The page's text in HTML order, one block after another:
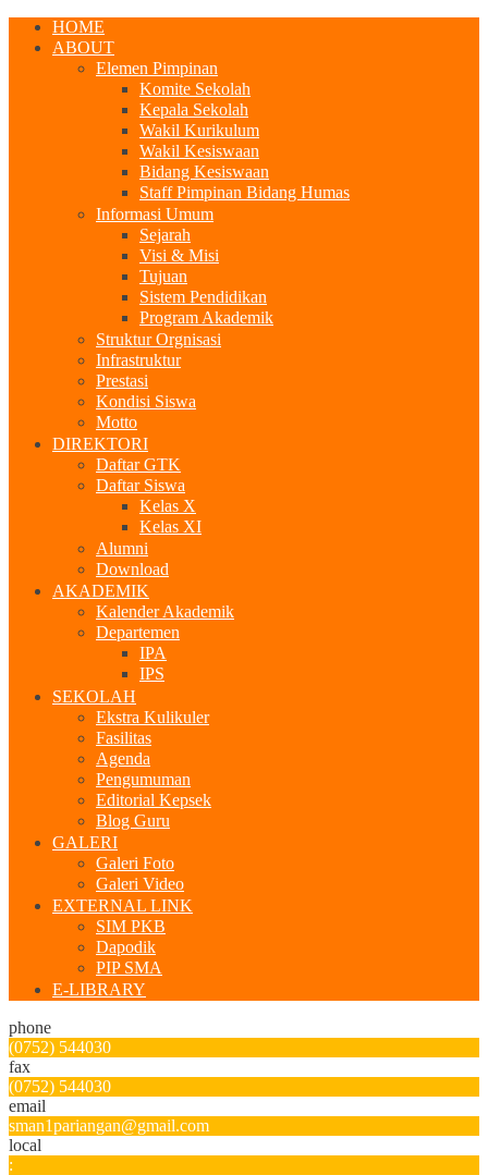
HOME
ABOUT
Elemen Pimpinan
Komite Sekolah
Kepala Sekolah
Wakil Kurikulum
Wakil Kesiswaan
Bidang Kesiswaan
Staff Pimpinan Bidang Humas
Informasi Umum
Sejarah
Visi & Misi
Tujuan
Sistem Pendidikan
Program Akademik
Struktur Orgnisasi
Infrastruktur
Prestasi
Kondisi Siswa
Motto
DIREKTORI
Daftar GTK
Daftar Siswa
Kelas X
Kelas XI
Alumni
Download
AKADEMIK
Kalender Akademik
Departemen
IPA
IPS
SEKOLAH
Ekstra Kulikuler
Fasilitas
Agenda
Pengumuman
Editorial Kepsek
Blog Guru
GALERI
Galeri Foto
Galeri Video
EXTERNAL LINK
SIM PKB
Dapodik
PIP SMA
E-LIBRARY
phone
(0752) 544030
fax
(0752) 544030
email
sman1pariangan@gmail.com
local
: